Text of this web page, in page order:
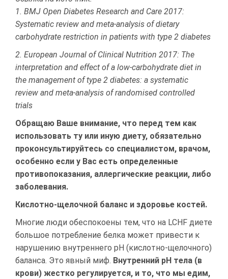
1. BMJ Open Diabetes Research and Care 2017:
Systematic review and meta-analysis of dietary
carbohydrate restriction in patients with type 2 diabetes
2. European Journal of Clinical Nutrition 2017: The
interpretation and effect of a low-carbohydrate diet in
the management of type 2 diabetes: a systematic
review and meta-analysis of randomised controlled
trials
Обращаю Ваше внимание, что перед тем как
использовать ту или иную диету, обязательно
проконсультируйтесь со специалистом, врачом,
особенно если у Вас есть определенные
противопоказания, аллергические реакции, либо
заболевания.
Кислотно-щелочной баланс и здоровье костей.
Многие люди обеспокоены тем, что на LCHF диете
большое потребление белка может привести к
нарушению внутреннего pH (кислотно-щелочного)
баланса. Это явный миф. Внутренний рН тела (в
крови) жестко регулируется, и то, что мы едим,